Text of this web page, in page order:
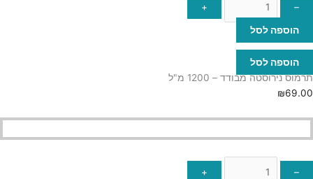
–
+
הוספה לסל
הוספה לסל
תרמוס נירוסטה מבודד – 1200 מ"ל
₪69.00
–
+